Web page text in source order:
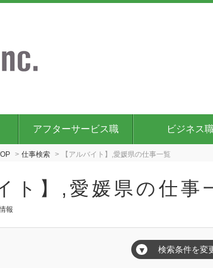
アフターサービス職 ビジネス
仕事検索 【アルバイト】,愛媛県の仕事一覧
ト】,愛媛県の仕事
報
▼ 検索条件を変